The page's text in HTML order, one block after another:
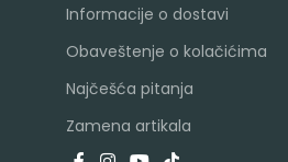
Informacije o dostavi
Obaveštenje o kolačićima
Najčešća pitanja
Zamena artikala